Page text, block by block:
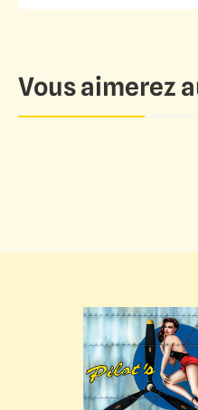
Vous aimerez